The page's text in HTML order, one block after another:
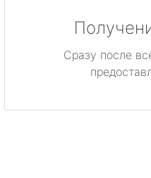
Сразу после